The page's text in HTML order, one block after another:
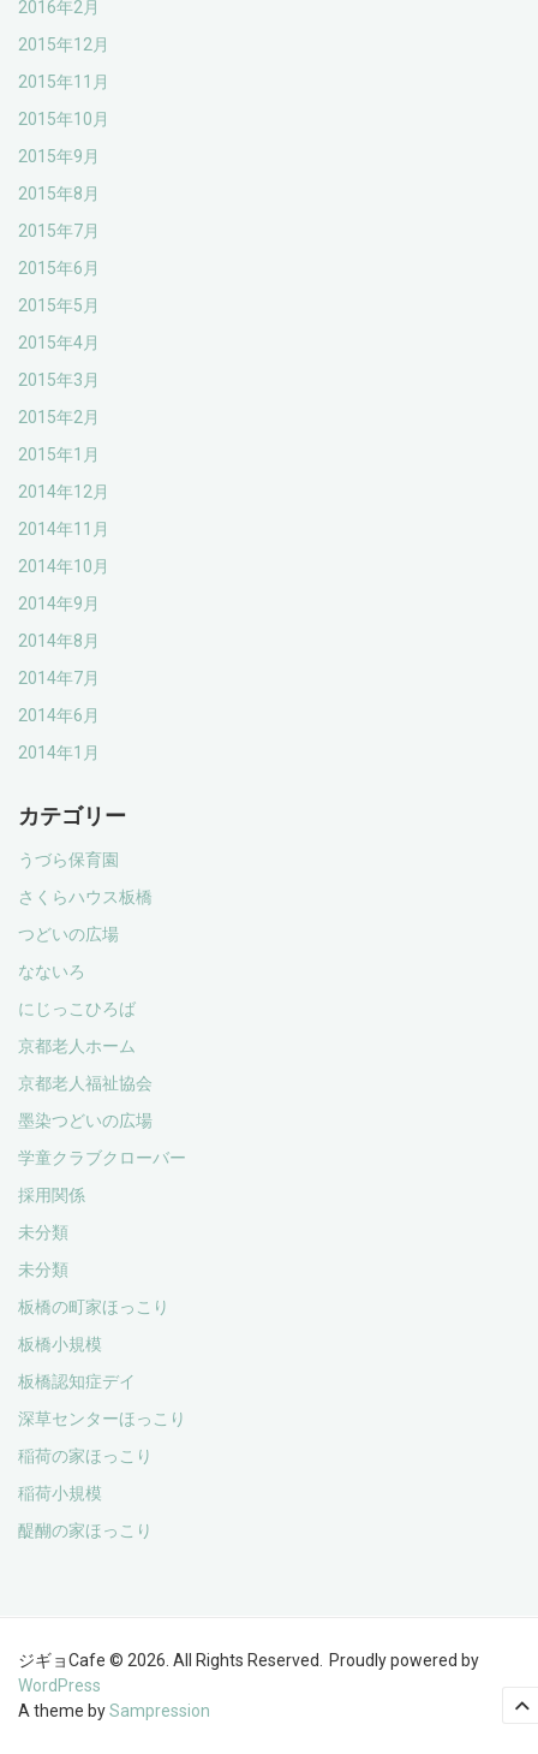
2016年2月
2015年12月
2015年11月
2015年10月
2015年9月
2015年8月
2015年7月
2015年6月
2015年5月
2015年4月
2015年3月
2015年2月
2015年1月
2014年12月
2014年11月
2014年10月
2014年9月
2014年8月
2014年7月
2014年6月
2014年1月
カテゴリー
うづら保育園
さくらハウス板橋
つどいの広場
なないろ
にじっこひろば
京都老人ホーム
京都老人福祉協会
墨染つどいの広場
学童クラブクローバー
採用関係
未分類
未分類
板橋の町家ほっこり
板橋小規模
板橋認知症デイ
深草センターほっこり
稲荷の家ほっこり
稲荷小規模
醍醐の家ほっこり
ジギョCafe © 2026. All Rights Reserved.
Proudly powered by
WordPress
A theme bySampression